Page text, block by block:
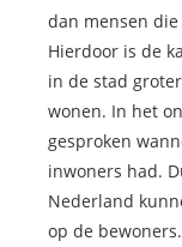
dan mensen
Hierdoor is de
in de stad
wonen. In het
gesproken
inwoners had.
Nederland
op de bewoners.